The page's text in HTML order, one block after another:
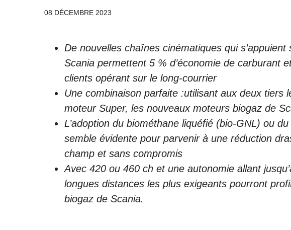
08 DÉCEMBRE 2023
De nouvelles chaînes cinématiques qui
Scania permettent 5 % d’économie de carburant
clients opérant sur le long-courrier
Une combinaison parfaite :utilisant aux deux tiers
moteur Super, les nouveaux moteurs biogaz de
L’adoption du biométhane liquéfié (bio-GNL) ou
semble évidente pour parvenir à une réduction
champ et sans compromis
Avec 420 ou 460 ch et une autonomie allant
longues distances les plus exigeants pourront
biogaz de Scania.